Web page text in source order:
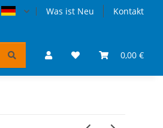
Was ist Neu Kontakt
0,00 €
VW Bulli Puzzles & Bücher